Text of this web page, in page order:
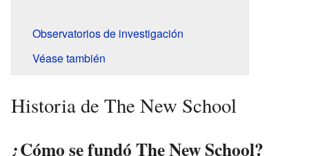
Observatorios de investigación
Véase también
Historia de The New School
¿Cómo se fundó The New School?